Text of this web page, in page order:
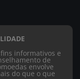
informativos e
de
envolve
do que o que